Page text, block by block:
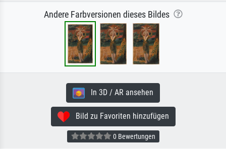
Andere Farbversionen dieses Bildes
In 3D / AR ansehen
Bild zu Favoriten hinzufügen
0 Bewertungen